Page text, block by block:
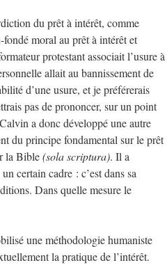
du prêt à intérêt, comme
moral au prêt à intérêt et
protestant associait l’usure à
allait au bannissement de
d’une usure, et je préférerais
pas de prononcer, sur un point
a donc développé une autre
du principe fondamental sur le prêt
la Bible(sola scriptura). Il a
certain cadre : c’est dans sa
Dans quelle mesure le
une méthodologie humaniste
la pratique de l’intérêt.